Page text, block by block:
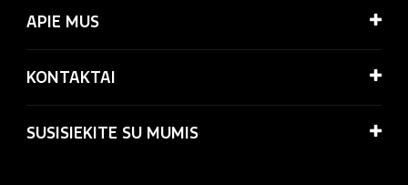
APIE MUS
KONTAKTAI
SUSISIEKITE SU MUMIS